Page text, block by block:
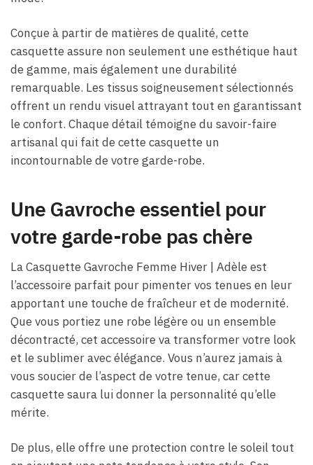
Conçue à partir de matières de qualité, cette
casquette assure non seulement une esthétique haut
de gamme, mais également une durabilité
remarquable. Les tissus soigneusement sélectionnés
offrent un rendu visuel attrayant tout en garantissant
le confort. Chaque détail témoigne du savoir-faire
artisanal qui fait de cette casquette un
incontournable de votre garde-robe.
Une Gavroche essentiel pour
votre garde-robe pas chère
La Casquette Gavroche Femme Hiver​ | Adèle est
l’accessoire parfait pour pimenter vos tenues en leur
apportant une touche de fraîcheur et de modernité.
Que vous portiez une robe légère ou un ensemble
décontracté, cet accessoire va transformer votre look
et le sublimer avec élégance. Vous n’aurez jamais à
vous soucier de l’aspect de votre tenue, car cette
casquette saura lui donner la personnalité qu’elle
mérite.
De plus, elle offre une protection contre le soleil tout